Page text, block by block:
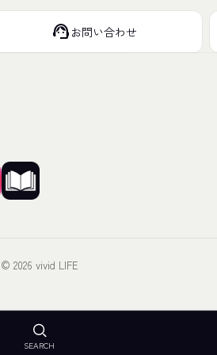
support_agent お問い合わせ
© 2026 vivid LIFE
SEARCH